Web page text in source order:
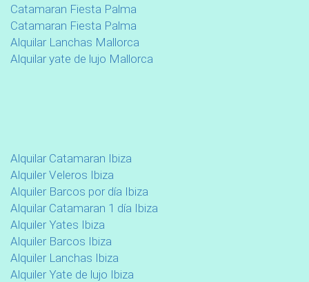
Catamaran Fiesta Palma
Catamaran Fiesta Palma
Alquilar Lanchas Mallorca
Alquilar yate de lujo Mallorca
Alquilar Catamaran Ibiza
Alquiler Veleros Ibiza
Alquiler Barcos por día Ibiza
Alquilar Catamaran 1 día Ibiza
Alquiler Yates Ibiza
Alquiler Barcos Ibiza
Alquiler Lanchas Ibiza
Alquiler Yate de lujo Ibiza